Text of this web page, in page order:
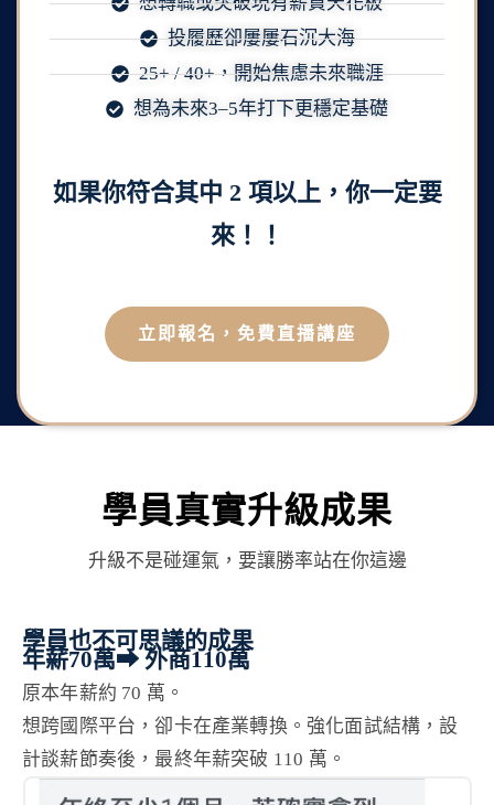
投履歷卻屢屢石沉大海
25+ / 40+，開始焦慮未來職涯
想為未來3–5年打下更穩定基礎
如果你符合其中 2 項以上，你一定要
來！！
立即報名，免費直播講座
學員真實升級成果
升級不是碰運氣，要讓勝率站在你這邊
學員也不可思議的成果
年薪70萬⮕ 外商110萬
原本年薪約 70 萬。
想跨國際平台，卻卡在產業轉換。強化面試結構，設
計談薪節奏後，最終年薪突破 110 萬。